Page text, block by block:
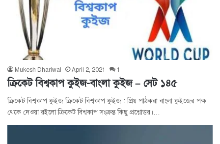
Mukesh Dhariwal April 2, 2021 1
ক্রিকেট বিশ্বকাপ কুইজ-বাংলা কুইজ – সেট ১৪৫
ক্রিকেট বিশ্বকাপ কুইজ ক্রিকেট বিশ্বকাপ কুইজ : প্রিয় পাঠকরা বাংলা কুইজের পক্ষ
থেকে দেওয়া রইলো ক্রিকেট বিশ্বকাপ সংক্রন্ত কিছু প্রশ্নোত্তর।…